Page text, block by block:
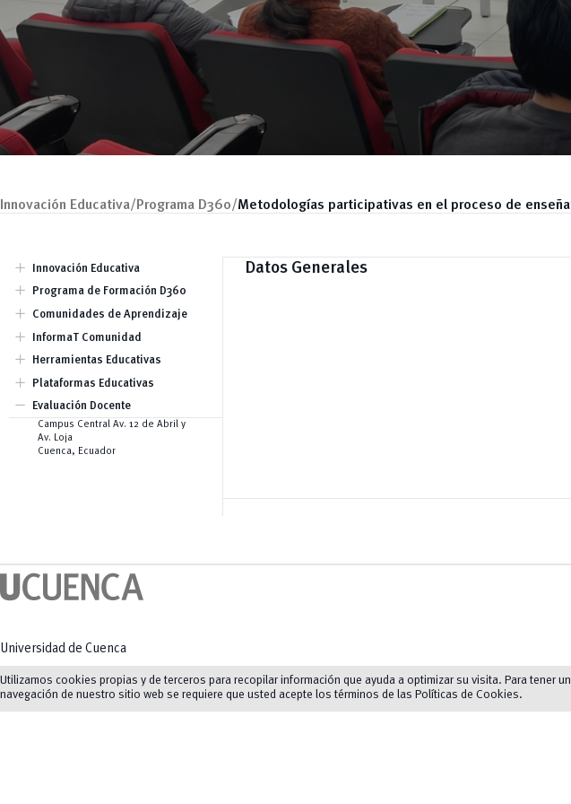
Innovación Educativa/ Programa D360/Metodologías participativas en el proceso de
Innovación Educativa
add
Equipo
Programa de Formación D360
add
Jornadas
Talleres / Capacitaciones
Comunidades de Aprendizaje
add
Charlas Conversatorios
InformaT Comunidad
add
Publicaciones
Herramientas Educativas
add
Búsqueda de Información
Creación de Contenidos
Audiovisuales
Creación de Imágenes
Generación Automática de Texto
Generación y Análisis de Código
Plataformas Educativas
add
Odilo
eNova
eNova MOOC
Evaluación Docente
remove
Campus Central Av. 12 de Abril y
Av. Loja
Cuenca, Ecuador
Datos Generales
Universidad de Cuenca
Av. 12 de Abril y Agustín Cueva
Tel: (07) 413 4520
Utilizamos cookies propias y de terceros para recopilar información que ayuda a optimizar su visita. Para tener
navegación de nuestro sitio web se requiere que usted acepte los términos de las Políticas de Cookies.